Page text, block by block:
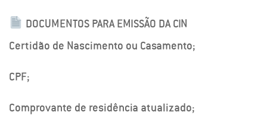
DOCUMENTOS PARA EMISSÃO DA CIN
Certidão de Nascimento ou Casamento;
CPF;
Comprovante de residência atualizado;